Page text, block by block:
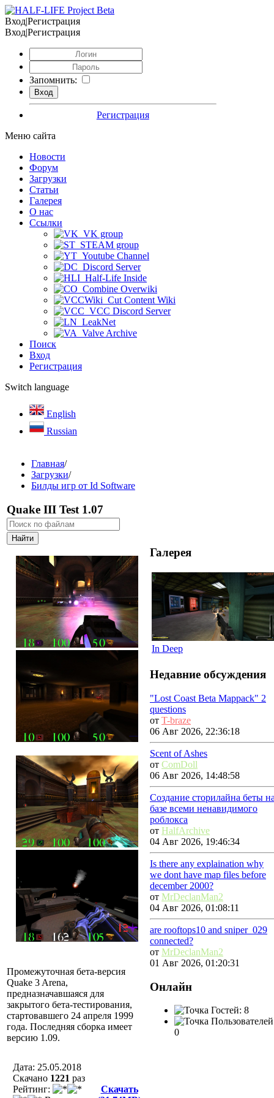
Вход|Регистрация
Вход|Регистрация
Запомнить:
Регистрация
Меню сайта
Новости
Форум
Загрузки
Статьи
Галерея
О нас
Ссылки
VK group
STEAM group
Youtube Channel
Discord Server
Half-Life Inside
Combine Overwiki
Cut Content Wiki
VCC Discord Server
LeakNet
Valve Archive
Поиск
Вход
Регистрация
Switch language
English
Russian
Главная/
Загрузки/
Билды игр от Id Software
Quake III Test 1.07
Промежуточная бета-версия
Quake 3 Arena,
предназначавшаяся для
закрытого бета-тестирования,
стартовавшего 24 апреля 1999
года. Последняя сборка имеет
версию 1.09.
Дата: 25.05.2018
Скачано 1221 раз
Рейтинг:
Скачать
Галерея
In Deep
Недавние обсуждения
"Lost Coast Beta Mappack" 2
questions
от T-braze
06 Авг 2026, 22:36:18
Scent of Ashes
от ComDoll
06 Авг 2026, 14:48:58
Создание сторилайна беты
базе всеми ненавидимого
роблокса
от HalfArchive
04 Авг 2026, 19:46:34
Is there any explaination why
we dont have map files before
december 2000?
от MrDeclanMan2
04 Авг 2026, 01:08:11
are rooftops10 and sniper_029
connected?
от MrDeclanMan2
01 Авг 2026, 01:20:31
Онлайн
Гостей: 8
0